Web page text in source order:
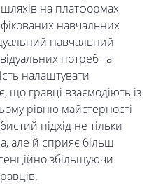
на платформах
навчальних
навчальний
потреб та
налаштувати
що гравці взаємодіють із
рівню майстерності
підхід не тільки
але й сприяє більш
збільшуючи